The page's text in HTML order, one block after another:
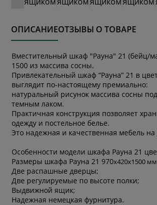
ОПИСАНИЕОТЗЫВЫ О ТОВАРЕ
Вместительный шкаф "Рауна" 21 (бейц/
1500 из массива сосны.
Привлекательный шкаф “Рауна” 21 в
выглядит по-настоящему премиально:
натуральный рисунок массива сосны
темным лаком.
Практичная конструкция позволяет
одежду и постельное белье.
Это надежная и качественная мебель на
Особенности модели шкафа Рауна 21
Размеры шкафа Рауна 21 970х420х1500
Две распашные дверцы;
Две регулируемые по высоте полки;
Выдвижной ящик;
Надежная немецкая фурнитура.